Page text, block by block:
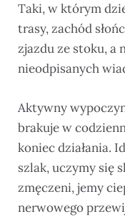
Taki, w którym
trasy, zachód
zjazdu ze stoku, a
nieodpisanych
Aktywny
brakuje w
koniec działania.
szlak, uczymy się
zmęczeni, jemy
nerwowego